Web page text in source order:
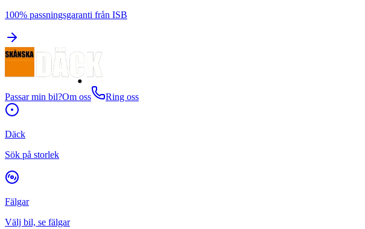
100% passningsgaranti från ISB
Passar min bil?Om oss Ring oss
Däck
Sök på storlek
Fälgar
Välj bil, se fälgar